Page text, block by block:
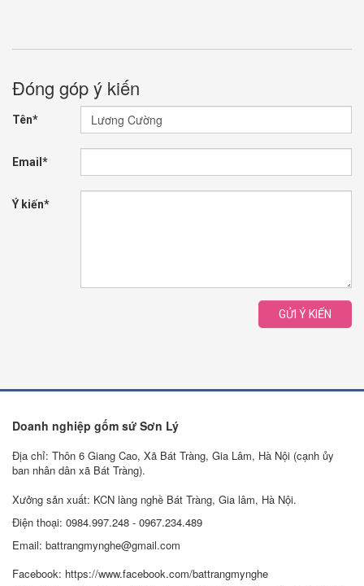
Đóng góp ý kiến
Tên*
Email*
Ý kiến*
GỬI Ý KIẾN
Doanh nghiệp gốm sứ Sơn Lý
Địa chỉ: Thôn 6 Giang Cao, Xã Bát Tràng, Gia Lâm, Hà Nội (cạnh ủy
ban nhân dân xã Bát Tràng).
Xưởng sản xuất: KCN làng nghề Bát Tràng, Gia lâm, Hà Nội.
Điện thoại: 0984.997.248 - 0967.234.489
Email: battrangmynghe@gmail.com
Facebook: https://www.facebook.com/battrangmynghe